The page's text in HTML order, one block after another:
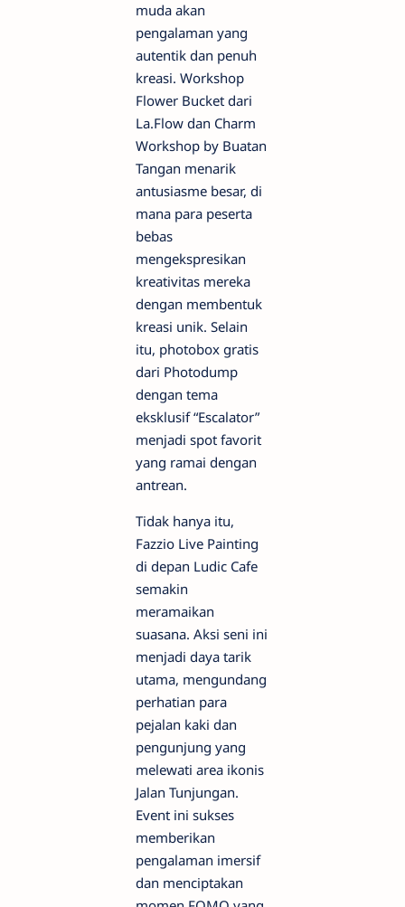
muda akan
pengalaman yang
autentik dan penuh
kreasi. Workshop
Flower Bucket dari
La.Flow dan Charm
Workshop by Buatan
Tangan menarik
antusiasme besar, di
mana para peserta
bebas
mengekspresikan
kreativitas mereka
dengan membentuk
kreasi unik. Selain
itu, photobox gratis
dari Photodump
dengan tema
eksklusif “Escalator”
menjadi spot favorit
yang ramai dengan
antrean.
Tidak hanya itu,
Fazzio Live Painting
di depan Ludic Cafe
semakin
meramaikan
suasana. Aksi seni ini
menjadi daya tarik
utama, mengundang
perhatian para
pejalan kaki dan
pengunjung yang
melewati area ikonis
Jalan Tunjungan.
Event ini sukses
memberikan
pengalaman imersif
dan menciptakan